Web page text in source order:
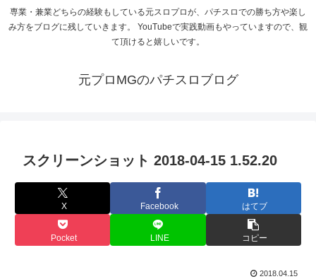
専業・兼業どちらの経験もしている元スロプロが、パチスロでの勝ち方や楽し
み方をブログに残していきます。 YouTubeで実践動画もやっていますので、観
て頂けると嬉しいです。
元プロMGのパチスロブログ
スクリーンショット 2018-04-15 1.52.20
X Facebook はてブ
Pocket LINE コピー
2018.04.15